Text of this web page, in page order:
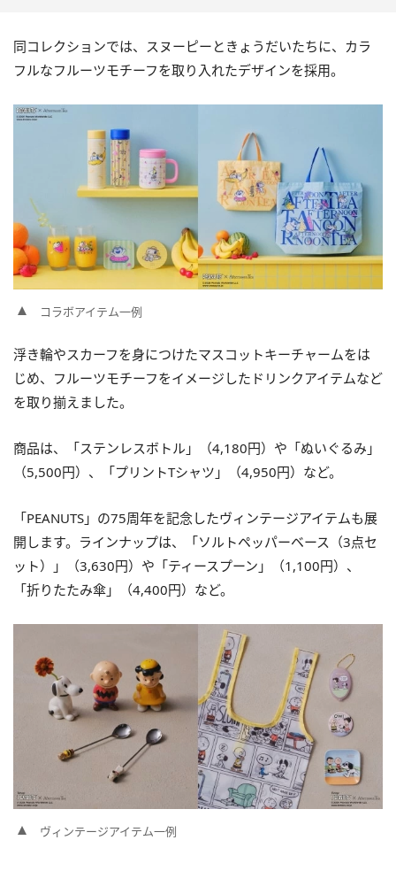
同コレクションでは、スヌーピーときょうだいたちに、カラ
フルなフルーツモチーフを取り入れたデザインを採用。
コラボアイテム一例
浮き輪やスカーフを身につけたマスコットキーチャームをは
じめ、フルーツモチーフをイメージしたドリンクアイテムなど
を取り揃えました。
商品は、「ステンレスボトル」（4,180円）や「ぬいぐるみ」
（5,500円）、「プリントTシャツ」（4,950円）など。
「PEANUTS」の75周年を記念したヴィンテージアイテムも展
開します。ラインナップは、「ソルトペッパーベース（3点セ
ット）」（3,630円）や「ティースプーン」（1,100円）、
「折りたたみ傘」（4,400円）など。
ヴィンテージアイテム一例